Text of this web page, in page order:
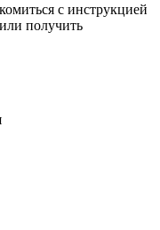
с инструкцией
получить